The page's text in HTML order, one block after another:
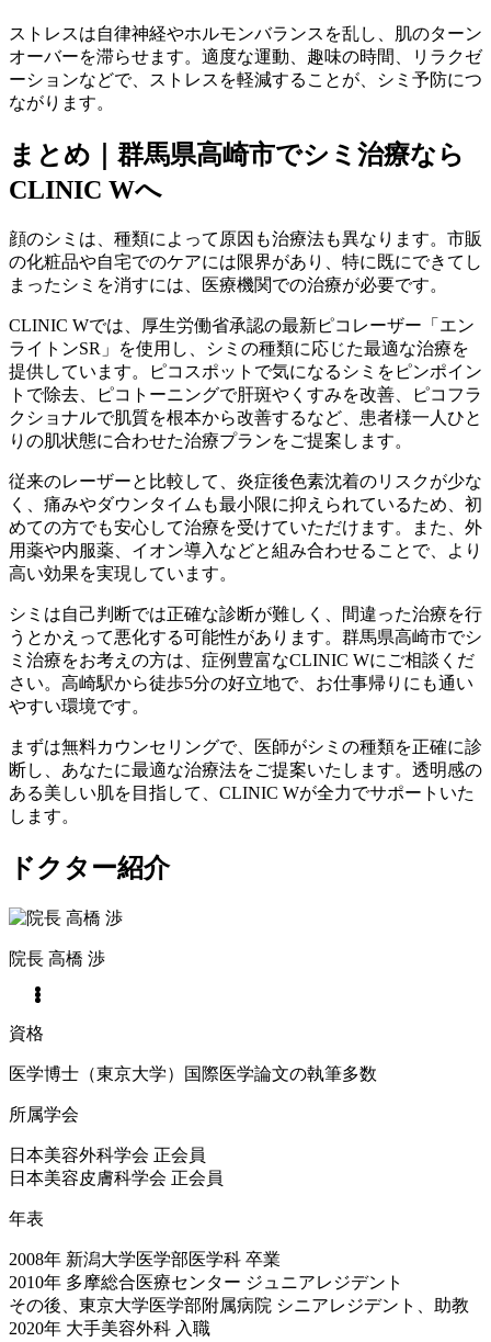
ストレスは自律神経やホルモンバランスを乱し、肌のターン
オーバーを滞らせます。適度な運動、趣味の時間、リラクゼ
ーションなどで、ストレスを軽減することが、シミ予防につ
ながります。
まとめ｜群馬県高崎市でシミ治療なら
CLINIC Wへ
顔のシミは、種類によって原因も治療法も異なります。市販
の化粧品や自宅でのケアには限界があり、特に既にできてし
まったシミを消すには、医療機関での治療が必要です。
CLINIC Wでは、厚生労働省承認の最新ピコレーザー「エン
ライトンSR」を使用し、シミの種類に応じた最適な治療を
提供しています。ピコスポットで気になるシミをピンポイン
トで除去、ピコトーニングで肝斑やくすみを改善、ピコフラ
クショナルで肌質を根本から改善するなど、患者様一人ひと
りの肌状態に合わせた治療プランをご提案します。
従来のレーザーと比較して、炎症後色素沈着のリスクが少な
く、痛みやダウンタイムも最小限に抑えられているため、初
めての方でも安心して治療を受けていただけます。また、外
用薬や内服薬、イオン導入などと組み合わせることで、より
高い効果を実現しています。
シミは自己判断では正確な診断が難しく、間違った治療を行
うとかえって悪化する可能性があります。群馬県高崎市でシ
ミ治療をお考えの方は、症例豊富なCLINIC Wにご相談くだ
さい。高崎駅から徒歩5分の好立地で、お仕事帰りにも通い
やすい環境です。
まずは無料カウンセリングで、医師がシミの種類を正確に診
断し、あなたに最適な治療法をご提案いたします。透明感の
ある美しい肌を目指して、CLINIC Wが全力でサポートいた
します。
ドクター紹介
院長 高橋 渉
資格
医学博士（東京大学）国際医学論文の執筆多数
所属学会
日本美容外科学会 正会員
日本美容皮膚科学会 正会員
年表
2008年 新潟大学医学部医学科 卒業
2010年 多摩総合医療センター ジュニアレジデント
その後、東京大学医学部附属病院 シニアレジデント、助教
2020年 大手美容外科 入職